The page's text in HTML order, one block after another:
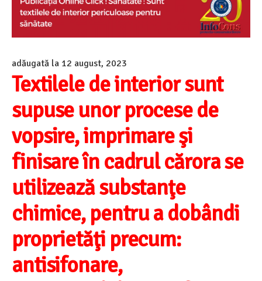
adăugată la 12 august, 2023
Textilele de interior sunt
supuse unor procese de
vopsire, imprimare şi
finisare în cadrul cărora se
utilizează substanţe
chimice, pentru a dobândi
proprietăţi precum:
antisifonare,